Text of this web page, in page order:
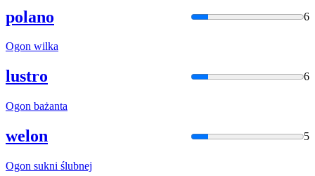
polano 6
Ogon wilka
lustro 6
Ogon bażanta
welon 5
Ogon sukni ślubnej